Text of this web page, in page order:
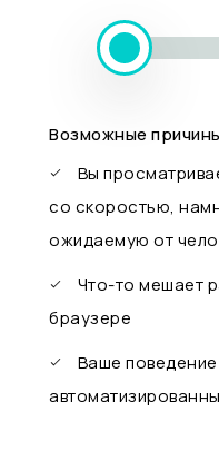
Возможные
Вы
со скоростью,
ожидаемую от
Что-то мешает
браузере
Ваше